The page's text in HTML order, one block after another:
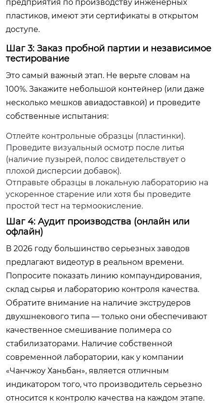
предприятия по производству инженерных
пластиков, имеют эти сертификаты в открытом
доступе.
Шаг 3: Заказ пробной партии и независимое
тестирование
Это самый важный этап. Не верьте словам на
100%. Закажите небольшой контейнер (или даже
несколько мешков авиадоставкой) и проведите
собственные испытания:
Отлейте контрольные образцы (пластинки).
Проведите визуальный осмотр после литья
(наличие пузырей, полос свидетельствует о
плохой дисперсии добавок).
Отправьте образцы в локальную лабораторию на
ускоренное старение или хотя бы проведите
простой тест на термоокисление.
Шаг 4: Аудит производства (онлайн или
офлайн)
В 2026 году большинство серьезных заводов
предлагают видеотур в реальном времени.
Попросите показать линию компаундирования,
склад сырья и лабораторию контроля качества.
Обратите внимание на наличие экструдеров
двухшнекового типа — только они обеспечивают
качественное смешивание полимера со
стабилизаторами. Наличие собственной
современной лаборатории, как у компании
«Чанчжоу Ханьбан», является отличным
индикатором того, что производитель серьезно
относится к контролю качества на каждом этапе.